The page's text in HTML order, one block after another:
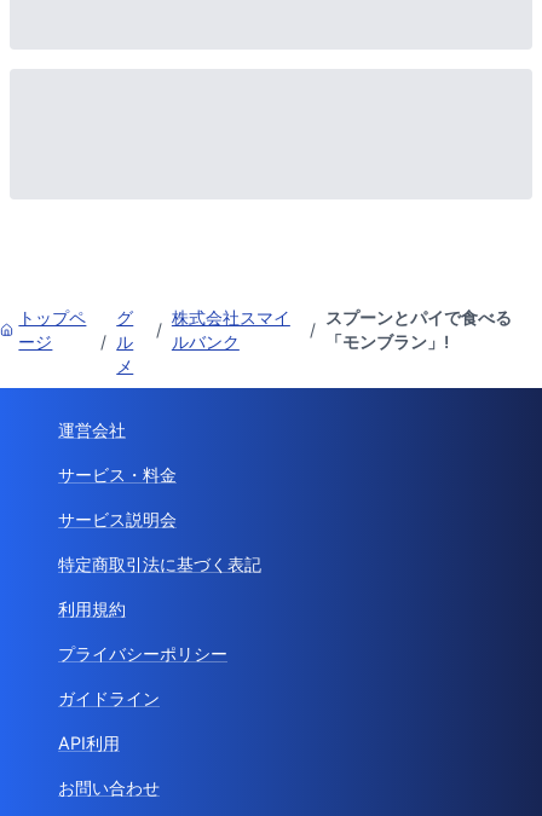
トップペ
ージ
/
グ
ル
メ
/
株式会社スマイ
ルバンク
/
スプーンとパイで食べる
「モンブラン」!
運営会社
サービス・料金
サービス説明会
特定商取引法に基づく表記
利用規約
プライバシーポリシー
ガイドライン
API利用
お問い合わせ